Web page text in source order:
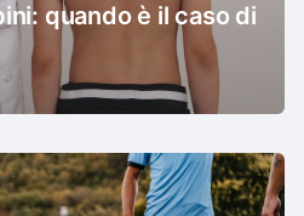
quando è il caso di